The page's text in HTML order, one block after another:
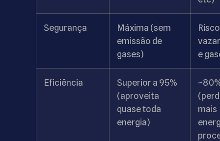
Segurança
Máxima (sem
emissão de
gases)
e
Eficiência
Superior a 95%
(aproveita
quase toda
energia)
mais